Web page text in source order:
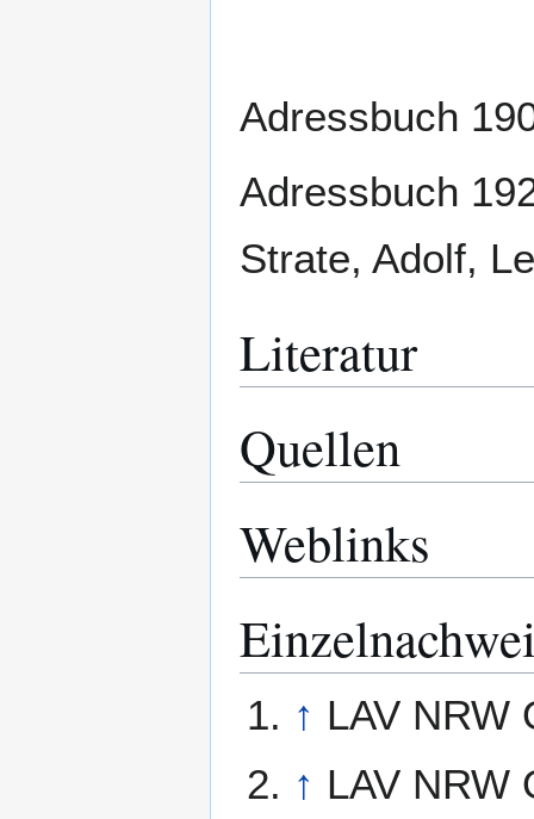
Adressbuch
Adressbuch
Strate, Adolf,
Literatur
Quellen
Weblinks
↑ LAV NRW
↑ LAV NRW